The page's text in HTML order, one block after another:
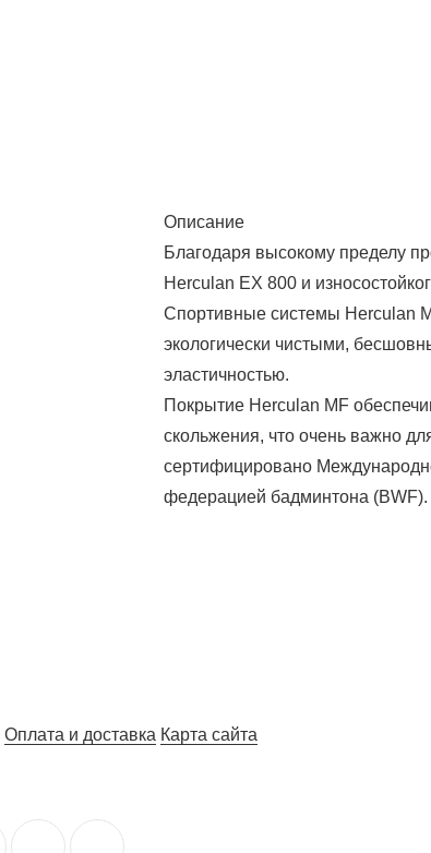
Описание
Благодаря высокому пределу
Herculan EX 800 и
Спортивные системы Herculan
экологически чистыми,
эластичностью.
Покрытие Herculan MF
скольжения, что очень важно
сертифицировано
федерацией бадминтона (BWF).
Оплата и доставка Карта сайта